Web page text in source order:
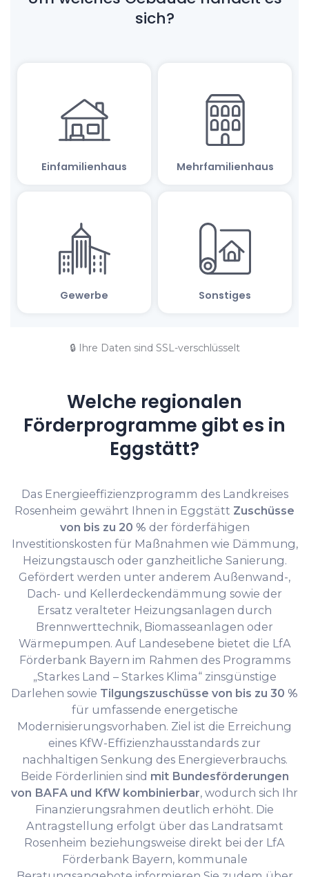
🔒 Ihre Daten sind SSL-verschlüsselt
Welche regionalen
Förderprogramme gibt es in
Eggstätt?
Das Energieeffizienzprogramm des Landkreises
Rosenheim gewährt Ihnen in Eggstätt Zuschüsse
von bis zu 20 % der förderfähigen
Investitionskosten für Maßnahmen wie Dämmung,
Heizungstausch oder ganzheitliche Sanierung.
Gefördert werden unter anderem Außenwand-,
Dach- und Kellerdeckendämmung sowie der
Ersatz veralteter Heizungsanlagen durch
Brennwerttechnik, Biomasseanlagen oder
Wärmepumpen. Auf Landesebene bietet die LfA
Förderbank Bayern im Rahmen des Programms
„Starkes Land – Starkes Klima“ zinsgünstige
Darlehen sowie Tilgungszuschüsse von bis zu 30 %
für umfassende energetische
Modernisierungsvorhaben. Ziel ist die Erreichung
eines KfW-Effizienzhausstandards zur
nachhaltigen Senkung des Energieverbrauchs.
Beide Förderlinien sind mit Bundesförderungen
von BAFA und KfW kombinierbar, wodurch sich Ihr
Finanzierungsrahmen deutlich erhöht. Die
Antragstellung erfolgt über das Landratsamt
Rosenheim beziehungsweise direkt bei der LfA
Förderbank Bayern, kommunale